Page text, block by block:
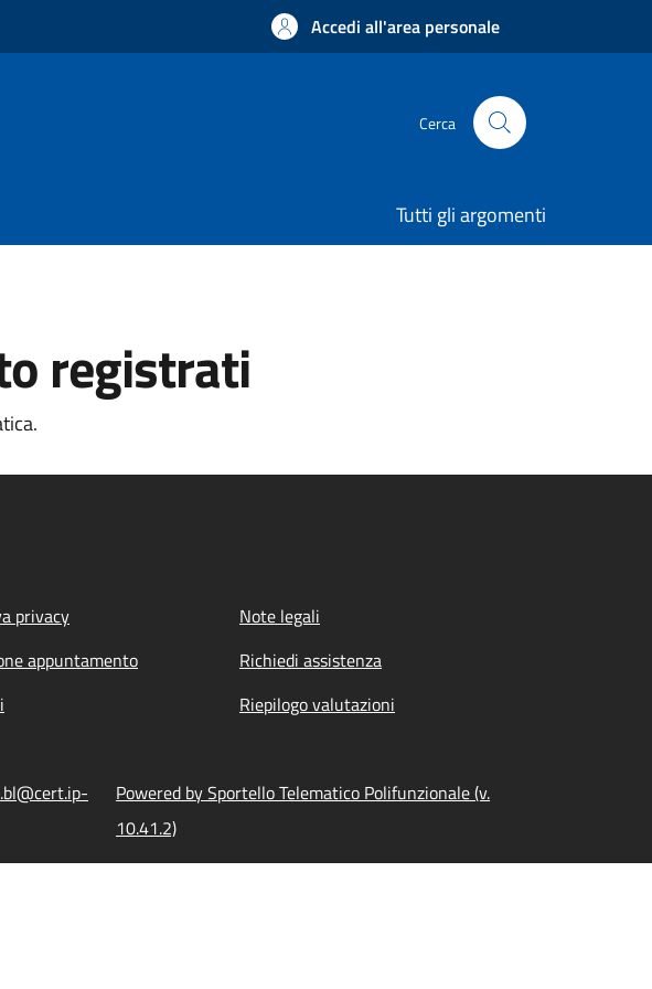
Accedi all'area personale
Cerca
Tutti gli argomenti
registrati
privacy
Note legali
appuntamento
Richiedi assistenza
Riepilogo valutazioni
Powered by Sportello Telematico Polifunzionale (v.
10.41.2)